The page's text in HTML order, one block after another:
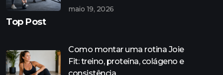
maio 19, 2026
Top Post
Como montar uma rotina Joie
Fit: treino, proteína, colágeno e